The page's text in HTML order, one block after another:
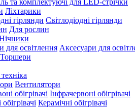
та комплектуючі для LED-стрічки
Ліхтарики
Світлодіодні гірлянди
Для рослин
Аксесуари для
Торшери
Вентилятори
Інфрачервоні обігрівачі
Керамічні обігрівачі